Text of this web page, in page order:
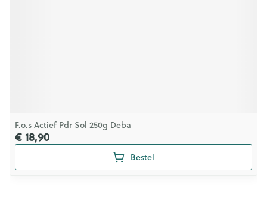
F.o.s Actief Pdr Sol 250g Deba
€ 18,90
Bestel